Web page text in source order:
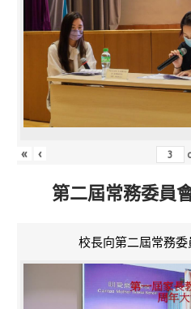
« ‹
第二屆常務委
校長向第二屆常務